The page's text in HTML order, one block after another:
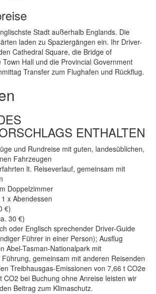
Stadt außerhalb Englands. Die
laden zu Spaziergängen ein. Ihr Driver-
Cathedral Square, die Bridge of
Hall und die Provincial Government
Transfer zum Flughafen und Rückflug.
ENTHALTEN
und Rundreise mit guten, landesüblichen,
Fahrzeugen
lt. Reiseverlauf, gemeinsam mit
Doppelzimmer
x Abendessen
€)
30 €)
oder Englisch sprechender Driver-Guide
Führer in einer Person); Ausflug
Abel-Tasman-Nationalpark mit
gemeinsam mit anderen Reisenden
Treibhausgas-Emissionen von 7,66 t CO2e
CO2 bei Buchung ohne Anreise leisten wir
Beitrag zum Klimaschutz.